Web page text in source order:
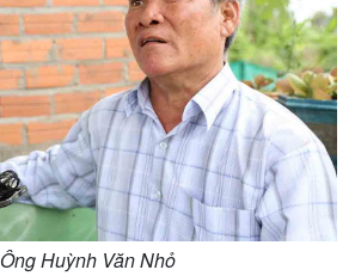
Tỷ giá
Chứng khoán
Giá cà phê
Ông Huỳnh Văn Nhỏ